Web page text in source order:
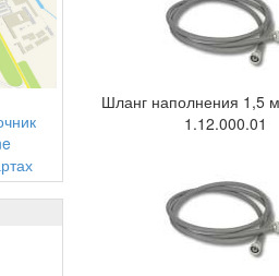
Шланг наполнения 1,5
1.12.000.01